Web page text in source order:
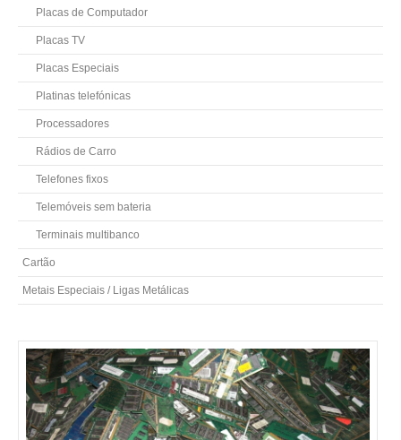
Placas de Computador
Placas TV
Placas Especiais
Platinas telefónicas
Processadores
Rádios de Carro
Telefones fixos
Telemóveis sem bateria
Terminais multibanco
Cartão
Metais Especiais / Ligas Metálicas